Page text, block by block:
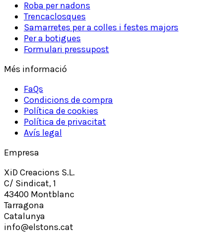
Roba per nadons
Trencaclosques
Samarretes per a colles i festes majors
Per a botigues
Formulari pressupost
Més informació
FaQs
Condicions de compra
Política de cookies
Política de privacitat
Avís legal
Empresa
XiD Creacions S.L.
C/ Sindicat, 1
43400 Montblanc
Tarragona
Catalunya
info@elstons.cat